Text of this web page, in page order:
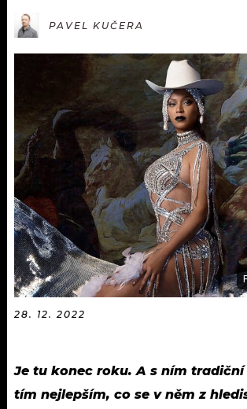
KALENDÁŘ
TRENDY
KULTURA
MIX
OSTATNÍ
PROGRAM
JAK NALADIT
PAVEL KUČERA
28. 12. 2022
Je tu konec roku. A s ním
tím nejlepším, co se v něm z